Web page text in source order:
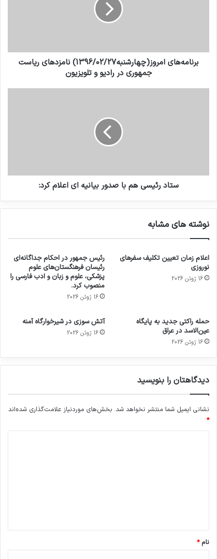
برنامه‌های امروز(چهارشنبه1396/02/27) نامزدهای ریاست
جمهوری در رادیو و تلویزیون
ستاد رئیسی هم با صدور بیانیه ای اعلام کرد:
نوشته های مشابه
اعلام زمان تعیین تکلیف سفرهای
نوروزی
16 ژوئن 2026
رئیس جمهور در احکام جداگانه‌ای
رئیسان فرهنگستان‌های علوم
پزشکی، علوم و زبان و ادب فارسی را
منصوب کرد.
16 ژوئن 2026
حمله راکتی جدید به پایگاه
عین‌الاسد در عراق
16 ژوئن 2026
آتش سوزی در شیرخوارگاه آمنه
16 ژوئن 2026
دیدگاهتان را بنویسید
نشانی ایمیل شما منتشر نخواهد شد. بخش‌های موردنیاز علامت‌گذاری شده‌اند
*
نام*